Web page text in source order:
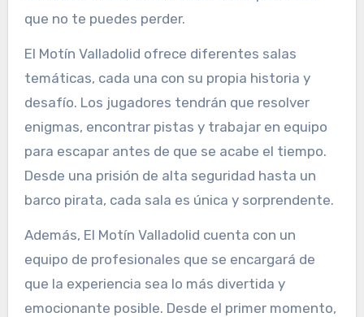
que no te puedes perder.
El Motín Valladolid ofrece diferentes salas
temáticas, cada una con su propia historia y
desafío. Los jugadores tendrán que resolver
enigmas, encontrar pistas y trabajar en equipo
para escapar antes de que se acabe el tiempo.
Desde una prisión de alta seguridad hasta un
barco pirata, cada sala es única y sorprendente.
Además, El Motín Valladolid cuenta con un
equipo de profesionales que se encargará de
que la experiencia sea lo más divertida y
emocionante posible. Desde el primer momento,